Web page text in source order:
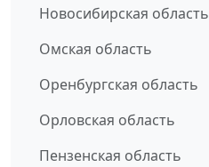
Новосибирская область
Омская область
Оренбургская область
Орловская область
Пензенская область